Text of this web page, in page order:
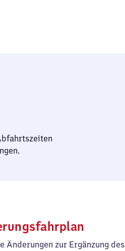
343
Änderungen zur Ergänzung des